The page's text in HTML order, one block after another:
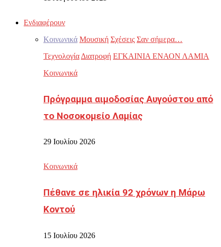
Ενδιαφέρουν
Κοινωνικά Μουσική Σχέσεις Σαν σήμερα…
Τεχνολογία Διατροφή ΕΓΚΑΙΝΙΑ ΕΝΑΟΝ ΛΑΜΙΑ
Κοινωνικά
Πρόγραμμα αιμοδοσίας Αυγούστου από
το Νοσοκομείο Λαμίας
29 Ιουλίου 2026
Κοινωνικά
Πέθανε σε ηλικία 92 χρόνων η Μάρω
Κοντού
15 Ιουλίου 2026